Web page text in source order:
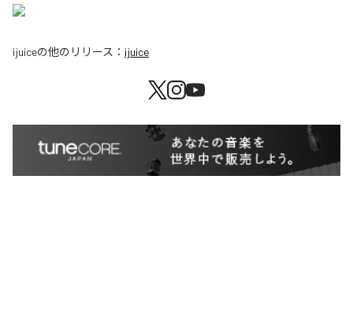
ijuiceの他のリリース： ijuice